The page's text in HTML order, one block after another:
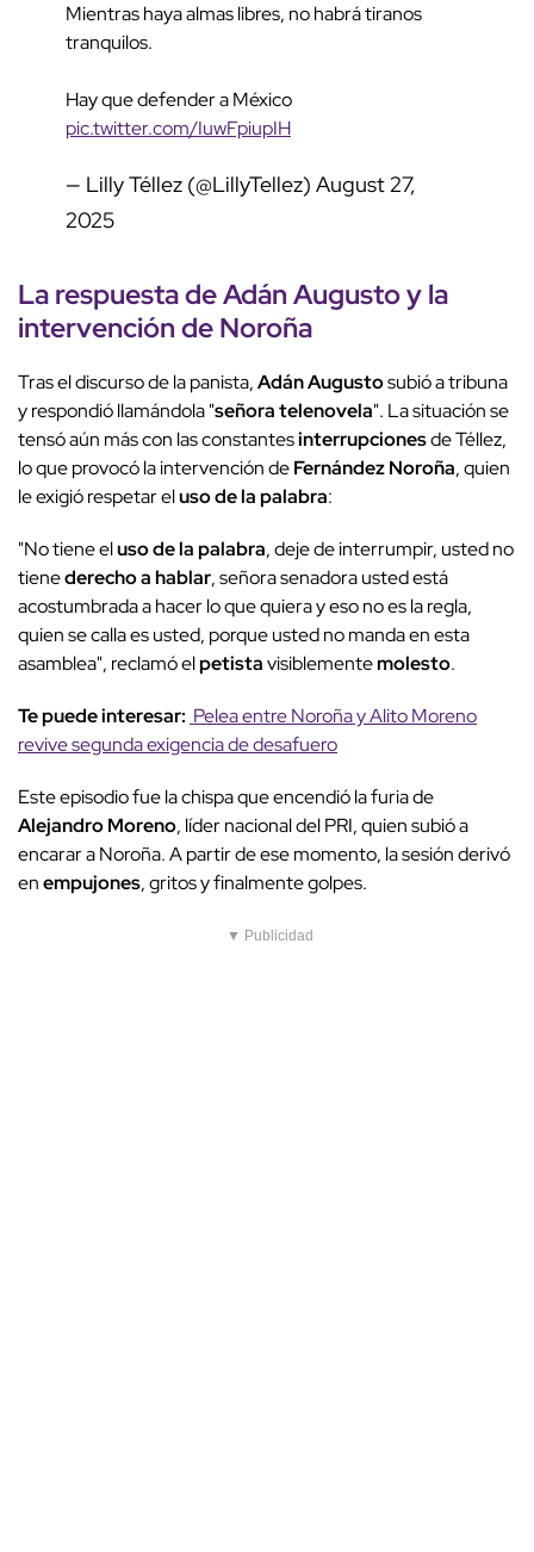
Mientras haya almas libres, no habrá tiranos
tranquilos.
Hay que defender a México
pic.twitter.com/IuwFpiupIH
— Lilly Téllez (@LillyTellez) August 27,
2025
La respuesta deAdán Augustoy la
intervención de Noroña
Tras el discurso de la panista,Adán Augustosubió a tribuna
y respondió llamándola "señora telenovela". La situación se
tensó aún más con las constantesinterrupcionesde Téllez,
lo que provocó la intervención deFernández Noroña, quien
le exigió respetar eluso de la palabra:
"No tiene eluso de la palabra, deje de interrumpir, usted no
tienederecho a hablar, señora senadora usted está
acostumbrada a hacer lo que quiera y eso no es la regla,
quien se calla es usted, porque usted no manda en esta
asamblea", reclamó elpetistavisiblementemolesto.
Te puede interesar: Pelea entre Noroña y Alito Moreno
revive segunda exigencia de desafuero
Este episodio fue la chispa que encendió la furia de
Alejandro Moreno, líder nacional del PRI, quien subió a
encarar a Noroña. A partir de ese momento, la sesión derivó
enempujones, gritos y finalmente golpes.
▼ Publicidad